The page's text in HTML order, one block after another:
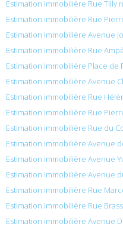
Estimation immobilière Rue Tilly
Estimation immobilière Rue
Estimation immobilière Avenue
Estimation immobilière Rue
Estimation immobilière Place de
Estimation immobilière Avenue
Estimation immobilière Rue
Estimation immobilière Rue
Estimation immobilière Rue du
Estimation immobilière Avenue
Estimation immobilière Avenue
Estimation immobilière Avenue
Estimation immobilière Rue
Estimation immobilière Rue
Estimation immobilière Avenue